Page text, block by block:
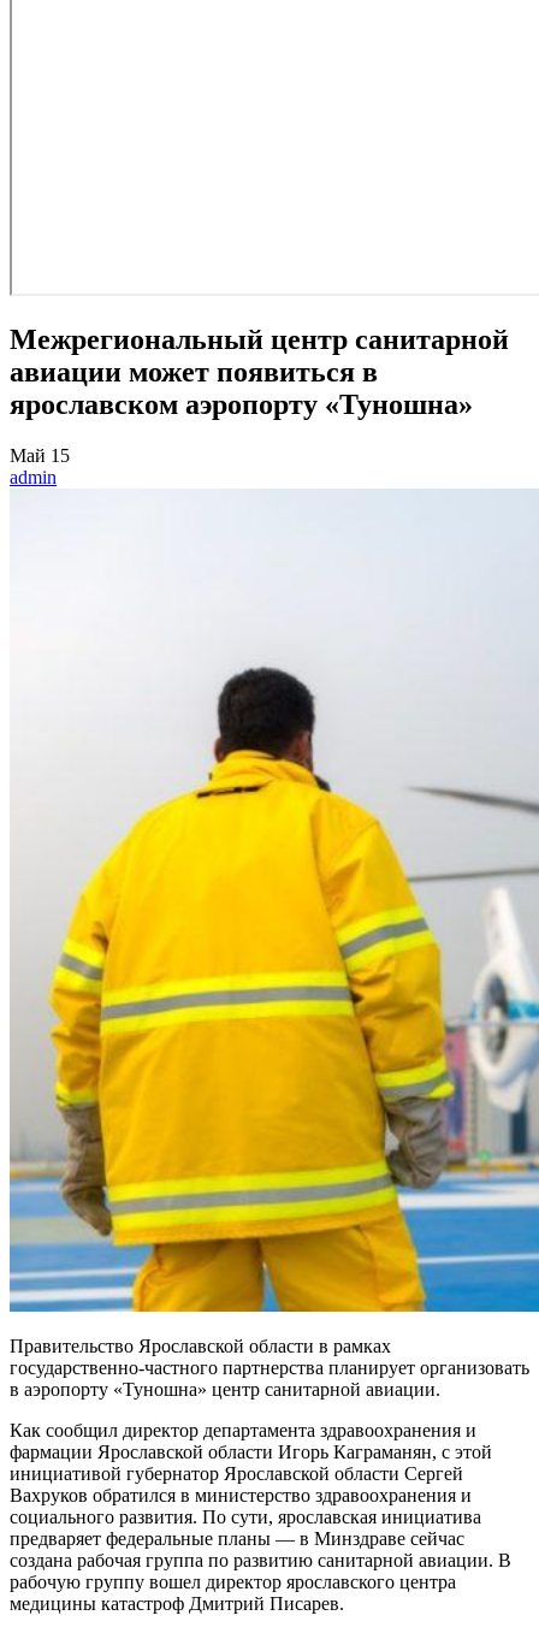
Межрегиональный центр санитарной
авиации может появиться в
ярославском аэропорту «Туношна»
Май 15
admin
Правительство Ярославской области в рамках
государственно-частного партнерства планирует организовать
в аэропорту «Туношна» центр санитарной авиации.
Как сообщил директор департамента здравоохранения и
фармации Ярославской области Игорь Каграманян, с этой
инициативой губернатор Ярославской области Сергей
Вахруков обратился в министерство здравоохранения и
социального развития. По сути, ярославская инициатива
предваряет федеральные планы — в Минздраве сейчас
создана рабочая группа по развитию санитарной авиации. В
рабочую группу вошел директор ярославского центра
медицины катастроф Дмитрий Писарев.